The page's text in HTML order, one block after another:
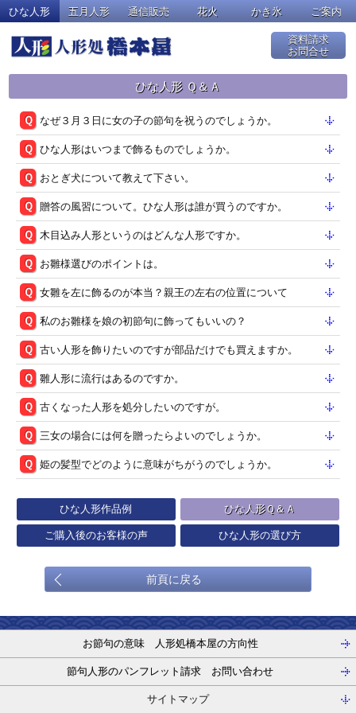
ひな人形 五月人形 通信販売 花火 かき氷 ご案内
資料請求
お問合せ
ひな人形 Ｑ＆Ａ
なぜ３月３日に女の子の節句を祝うのでしょうか。
ひな人形はいつまで飾るものでしょうか。
おとぎ犬について教えて下さい。
贈答の風習について。ひな人形は誰が買うのですか。
木目込み人形というのはどんな人形ですか。
お雛様選びのポイントは。
女雛を左に飾るのが本当？親王の左右の位置について
私のお雛様を娘の初節句に飾ってもいいの？
古い人形を飾りたいのですが部品だけでも買えますか。
雛人形に流行はあるのですか。
古くなった人形を処分したいのですが。
三女の場合には何を贈ったらよいのでしょうか。
姫の髪型でどのように意味がちがうのでしょうか。
ひな人形作品例
ご購入後のお客様の声
ひな人形Ｑ＆Ａ
ひな人形の選び方
前頁に戻る
お節句の意味 人形処橋本屋の方向性
節句人形のパンフレット請求 お問い合わせ
サイトマップ